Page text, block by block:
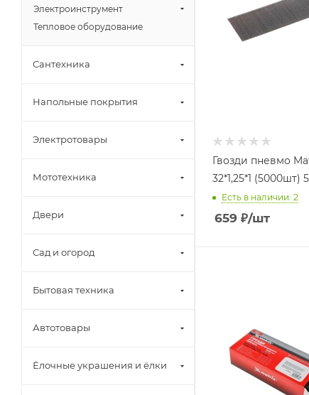
Гвозди пневмо
32*1,25*1 (5000шт)
Есть в наличии: 2
659 ₽/шт
Электроинструмент
Тепловое оборудование
Сантехника
Напольные покрытия
Электротовары
Мототехника
Двери
Сад и огород
Бытовая техника
Автотовары
Ёлочные украшения и ёлки